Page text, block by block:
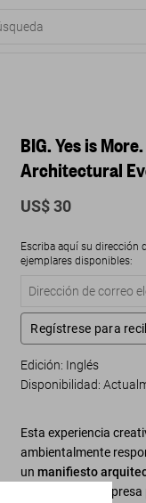
BIG. Yes is
Architectural
US$ 30
Escriba aquí su dirección
ejemplares disponibles:
Regístrese para
Edición: Inglés
Disponibilidad:
Esta experiencia
ambientalmente
unmanifiesto
La